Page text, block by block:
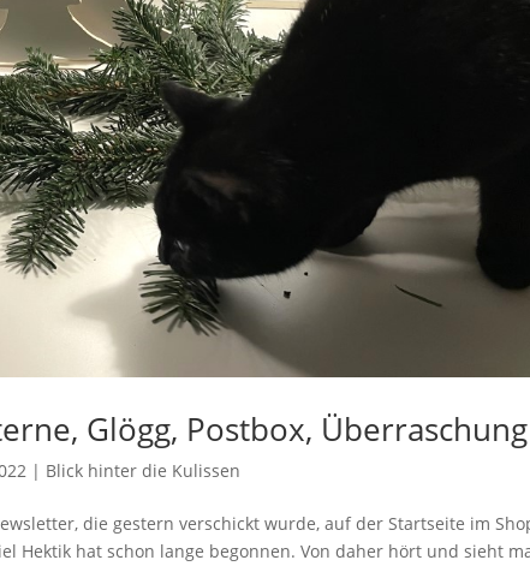
Glögg, Postbox, Überraschung
| Blick hinter die Kulissen
die gestern verschickt wurde, auf der Startseite im
Hektik hat schon lange begonnen. Von daher hört und sieht